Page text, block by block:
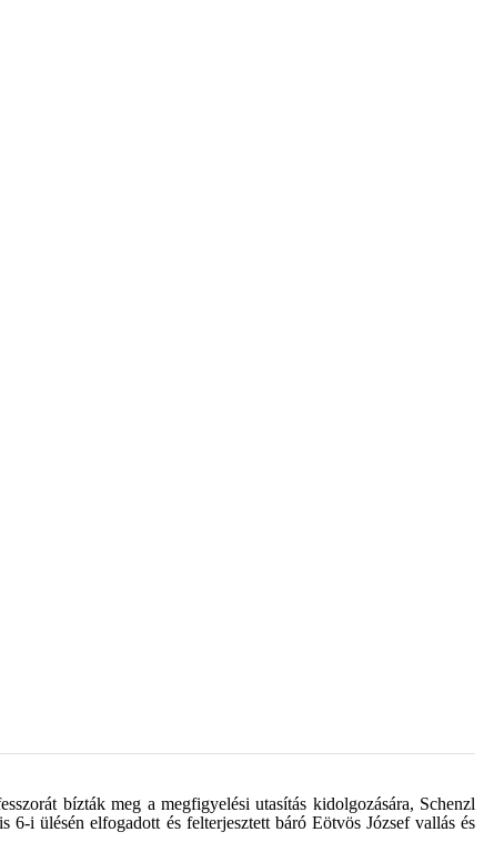
bízták meg a megfigyelési utasítás kidolgozására, Schenzl
i ülésén elfogadott és felterjesztett báró Eötvös József vallás és